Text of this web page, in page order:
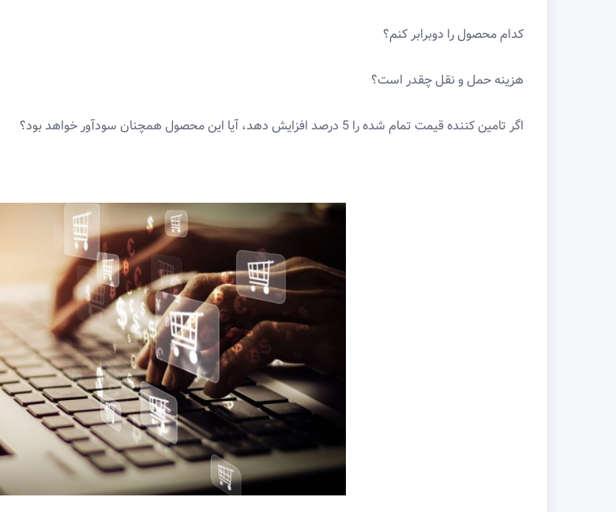
کدام محصول را دوبرابر کنم؟
هزینه حمل و نقل چقدر است؟
اگر تامین کننده قیمت تمام شده را 5 درصد افزایش دهد، آیا این محصول همچنان سودآور خواهد بود؟